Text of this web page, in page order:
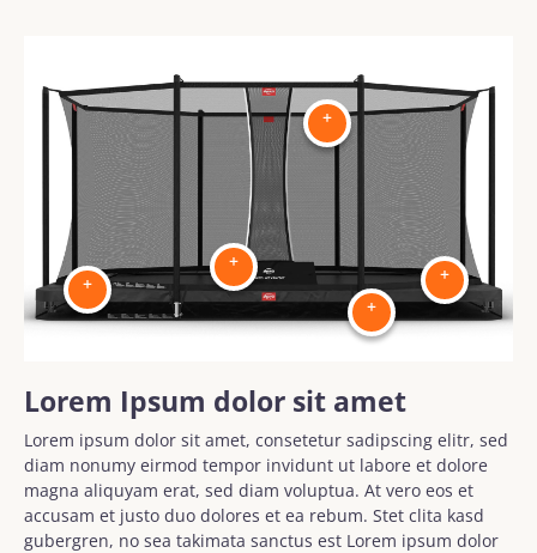
+
+
+
+
+
Lorem Ipsum dolor sit amet
Lorem ipsum dolor sit amet, consetetur sadipscing elitr, sed
diam nonumy eirmod tempor invidunt ut labore et dolore
magna aliquyam erat, sed diam voluptua. At vero eos et
accusam et justo duo dolores et ea rebum. Stet clita kasd
gubergren, no sea takimata sanctus est Lorem ipsum dolor